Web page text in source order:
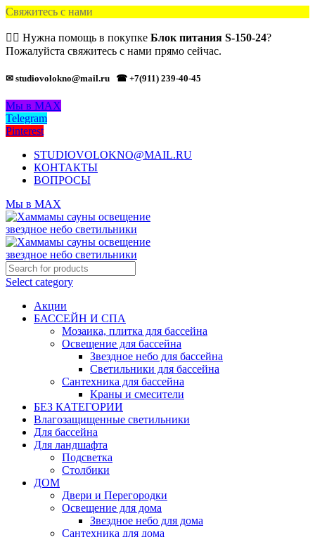
Свяжитесь с нами
🙋‍♂️ Нужна помощь в покупке Блок питания S-150-24?
Пожалуйста свяжитесь с нами прямо сейчас.
✉ studiovolokno@mail.ru ☎ +7(911) 239-40-45
Мы в MAX
Telegram
Pinterest
STUDIOVOLOKNO@MAIL.RU
КОНТАКТЫ
ВОПРОСЫ
Мы в MAX
Select category
Акции
БАССЕЙН И СПА
Мозаика, плитка для бассейна
Освещение для бассейна
Звездное небо для бассейна
Светильники для бассейна
Сантехника для бассейна
Краны и смесители
БЕЗ КАТЕГОРИИ
Влагозащищенные светильники
Для бассейна
Для ландшафта
Подсветка
Столбики
ДОМ
Двери и Перегородки
Освещение для дома
Звездное небо для дома
Сантехника для дома